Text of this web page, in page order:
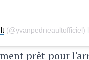
(@yvanpedneaultofficiel)
prêt pour